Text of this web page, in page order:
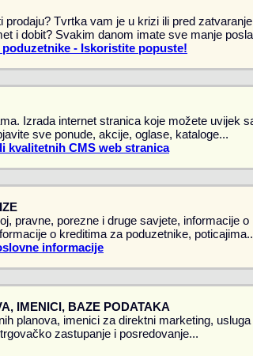
Tvrtka vam je u krizi ili pred
i dobit? Svakim danom imate sve manje
- Iskoristite popuste!
Izrada internet stranica koje možete uvijek
sve ponude, akcije, oglase, kataloge...
kvalitetnih CMS web stranica
pravne, porezne i druge savjete, informacije
o kreditima za poduzetnike,
informacije
IMENICI, BAZE PODATAKA
planova, imenici za direktni marketing,
zastupanje i posredovanje...